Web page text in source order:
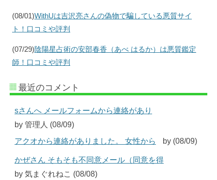
(08/01)WithUは吉沢亮さんの偽物で騙している悪質サイ
ト！口コミや評判
(07/29)陰陽星占術の安部春香（あべ はるか）は悪質鑑定
師！口コミや評判
最近のコメント
sさんへ メールフォームから連絡があり
by 管理人 (08/09)
アクオから連絡がありました。 女性から
by (08/09)
かぜさん そもそも不同意メール（同意を得
by 気まぐれねこ (08/08)